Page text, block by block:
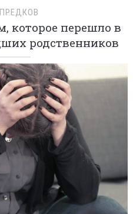
которое перешло в
родственников